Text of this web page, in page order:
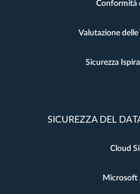
Conformità
Valutazione
Sicurezza
SICUREZZA DEL
Cloud
Microsoft